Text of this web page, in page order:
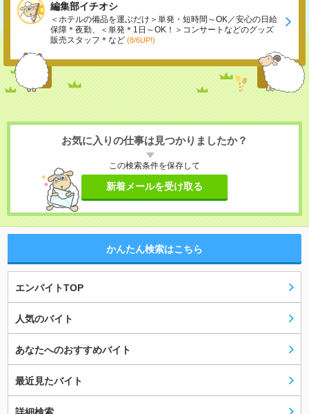
編集部イチオシ
＜ホテルの備品を運ぶだけ＞単発・短時間～OK／安心の日給
保障＊夜勤、＜単発＊1日～OK！＞コンサートなどのグッズ
販売スタッフ＊など (8/6UP!)
お気に入りの仕事は見つかりましたか？
この検索条件を保存して
新着メールを受け取る
かんたん検索はこちら
エンバイトTOP
人気のバイト
あなたへのおすすめバイト
最近見たバイト